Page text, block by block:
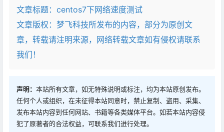
文章标题： centos7下网络速度测试
文章版权：梦飞科技所发布的内容，部分为原创文
章，转载请注明来源，网络转载文章如有侵权请联系
我们！
声明： 本站所有文章，如无特殊说明或标注，均为本站原创发布。
任何个人或组织，在未征得本站同意时，禁止复制、盗用、采集、
发布本站内容到任何网站、书籍等各类媒体平台。如若本站内容侵
犯了原著者的合法权益，可联系我们进行处理。